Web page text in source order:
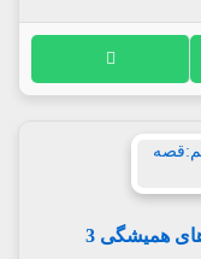
همیشگی 3